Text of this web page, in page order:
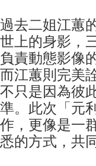
過去二姐江蕙
世上的身影，
負責動態影像
而江蕙則完美
不只是因為彼
準。此次「元
作，更像是一
悉的方式，共